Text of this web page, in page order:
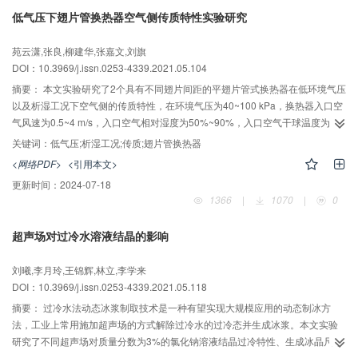
却方案时的噪音高1.6 dB。因此，采用自然通风与多联机协同的方法可有效降
低气压下翅片管换热器空气侧传质特性实验研究
苑云潇,张良,柳建华,张嘉文,刘旗
DOI：10.3969/j.issn.0253-4339.2021.05.104
摘要： 本文实验研究了2个具有不同翅片间距的平翅片管式换热器在低环境气压
以及析湿工况下空气侧的传质特性，在环境气压为40~100 kPa，换热器入口空
气风速为0.5~4 m/s，入口空气相对湿度为50%~90%，入口空气干球温度为27
℃，水流速为1.65 m/s的实验工况下，分析了环境气压、换热器迎面风速、翅
片间距及入口空气相对湿度对换热器空气侧传质特性的影响。结果表明：低气
压环境下，迎面风速、翅片间距以及相对湿度对换热器空气侧传质因子的影响
趋势与常压下的研究一致；研究工况下，环境压力从40 kPa升至100 kPa时，
空气侧传质因子下降幅度为18.2%~23.6%；在较低迎面风速和环境气压下，翅
关键词： 低气压;析湿工况;传质;翅片管换热器
<网络PDF> <引用本文>
更新时间： 2024-07-18
1366
| 1070 | 0
超声场对过冷水溶液结晶的影响
刘曦,李月玲,王锦辉,林立,李学来
DOI：10.3969/j.issn.0253-4339.2021.05.118
摘要： 过冷水法动态冰浆制取技术是一种有望实现大规模应用的动态制冰方
法，工业上常用施加超声场的方式解除过冷水的过冷态并生成冰浆。本文实验
研究了不同超声场对质量分数为3%的氯化钠溶液结晶过冷特性、生成冰晶尺寸